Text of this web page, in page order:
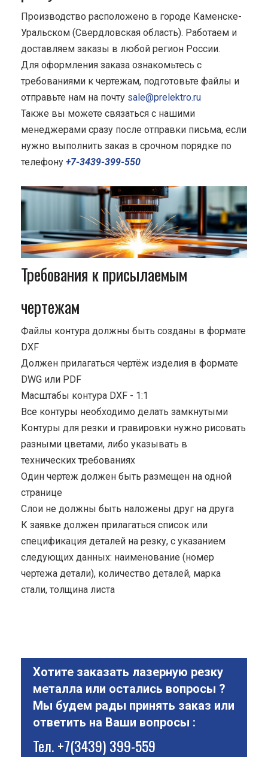
Производство расположено в городе Каменске-
Уральском (Свердловская область). Работаем и
доставляем заказы в любой регион России.
Для оформления заказа ознакомьтесь с
требованиями к чертежам, подготовьте файлы и
отправьте нам на почту sale@prelektro.ru
Также вы можете связаться с нашими
менеджерами сразу после отправки письма, если
нужно выполнить заказ в срочном порядке по
телефону +7-3439-399-550
Требования к присылаемым
чертежам
Файлы контура должны быть созданы в формате
DXF
Должен прилагаться чертёж изделия в формате
DWG или PDF
Масштабы контура DXF - 1:1
Все контуры необходимо делать замкнутыми
Контуры для резки и гравировки нужно рисовать
разными цветами, либо указывать в
технических требованиях
Один чертеж должен быть размещен на одной
странице
Cлои не должны быть наложены друг на друга
К заявке должен прилагаться список или
спецификация деталей на резку, с указанием
следующих данных: наименование (номер
чертежа детали), количество деталей, марка
стали, толщина листа
Хотите заказать лазерную резку
металла или остались вопросы ?
Мы будем рады принять заказ или
ответить на Ваши вопросы :
Тел.+7(3439) 399-559